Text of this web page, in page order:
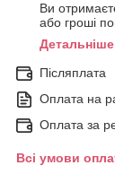
Ви
або гроші
Детальніше
Післяплата
Оплата на
Оплата за
Всі умови